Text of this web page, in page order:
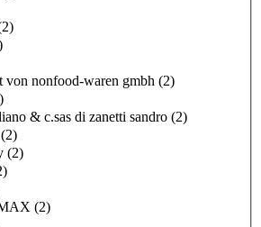
von nonfood-waren gmbh (2)
& c.sas di zanetti sandro (2)
(2)
(2)
(2)